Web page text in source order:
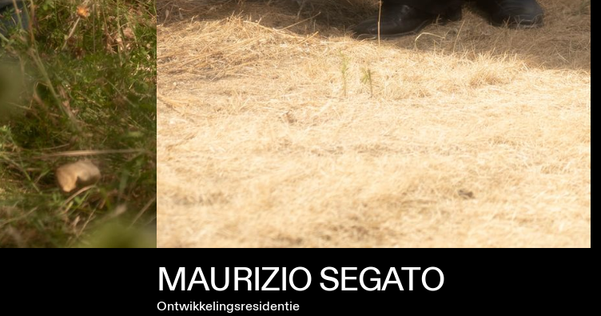
MAURIZIO SEGATO
Ontwikkelingsresidentie